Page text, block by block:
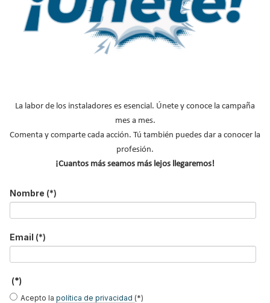
Suscríbete a
nuestros boletines
ACTUALIDAD DEL SECTOR
Apellidos
Ocupación
La labor de los instaladores es esencial. Únete y conoce la campaña
mes a mes.
Comenta y comparte cada acción. Tú también puedes dar a conocer la
profesión.
¡Cuantos más seamos más lejos llegaremos!
Nombre (*)
Email (*)
(*)
Acepto la política de privacidad (*)